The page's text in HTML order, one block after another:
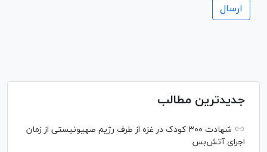
جدیدترین مطالب
شهادت ۳۰۰ کودک در غزه از طرف رژیم صهیونیستی از زمان
اجرای آتش‌بس